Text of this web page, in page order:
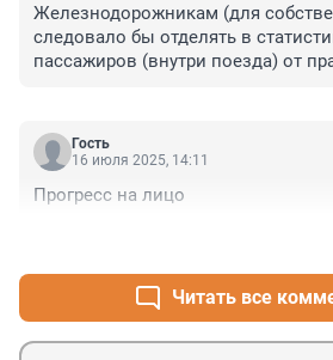
Железнодорожникам (для
следовало бы отделять в
пассажиров (внутри поезда) от
Гость
16 июля 2025, 14:11
Прогресс на лицо
Читать все